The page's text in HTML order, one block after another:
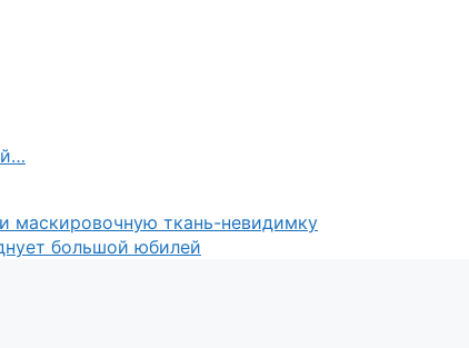
маскировочную ткань-невидимку
большой юбилей